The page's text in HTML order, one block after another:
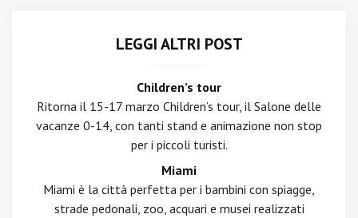
LEGGI ALTRI POST
Children’s tour
Ritorna il 15-17 marzo Children’s tour, il Salone delle
vacanze 0-14, con tanti stand e animazione non stop
per i piccoli turisti.
Miami
Miami è la città perfetta per i bambini con spiagge,
strade pedonali, zoo, acquari e musei realizzati